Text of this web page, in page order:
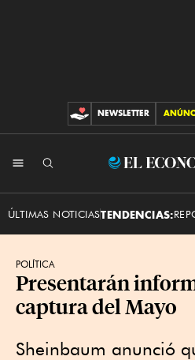
CONTRIBUCIONES
NEWSLETTER
El
ÚLTIMAS NOTICIASTENDENCIAS:
POLÍTICA
Presentarán
captura del Mayo
Sheinbaum anunció